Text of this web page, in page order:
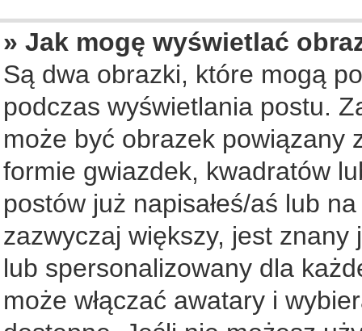
» Jak mogę wyświetlać
Są dwa obrazki, które mogą
podczas wyświetlania postu.
może być obrazek powiązany
formie gwiazdek, kwadratów
postów już napisałeś/aś lub
zazwyczaj większy, jest
lub spersonalizowany dla
może włączać awatary i